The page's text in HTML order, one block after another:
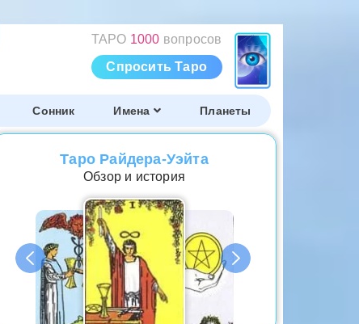
ТАРО 1000 вопросов
Спросить Таро
Сонник Имена Планеты
Таро Райдера-Уэйта
Обзор и история